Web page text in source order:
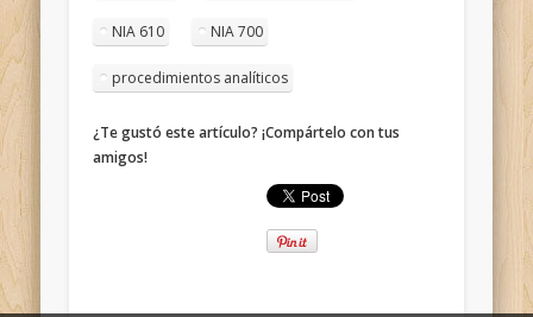
NIA 610 NIA 700
procedimientos analíticos
¿Te gustó este artículo? ¡Compártelo con tus
amigos!